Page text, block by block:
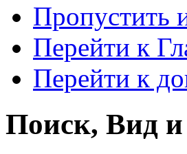
Пропустить
Перейти к
Перейти к
Поиск, Вид